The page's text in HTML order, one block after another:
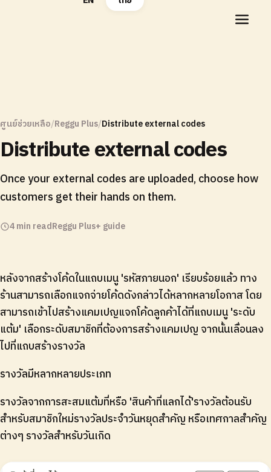
ศูนย์ช่วยเหลือ/Reggu Plus/Distribute external codes
Distribute external codes
Once your external codes are uploaded, choose how
customers get their hands on them.
4 min readReggu Plus+ guide
หลังจากสร้างโค้ดในแถบเมนู 'รหัสภายนอก' เรียบร้อยแล้ว ทาง
ร้านสามารถเลือกแจกจ่ายโค้ดดังกล่าวได้หลากหลายโอกาส โดย
สามารถเข้าไปสร้างแคมเปญแจกโค้ดลูกค้าได้ที่แถบเมนู 'ระดับ
แต้ม' เลือกระดับสมาชิกที่ต้องการสร้างแคมเปญ จากนั้นเลื่อนลง
ไปที่แถบสร้างรางวัล
รางวัลมีหลากหลายประเภท
รางวัลจากการสะสมแต้มที่หรือ 'สินค้าที่แลกได้'รางวัลต้อนรับ
สำหรับสมาชิกใหม่รางวัลประจำวันหยุดสำคัญ หรือเทศกาลสำคัญ
ต่างๆ รางวัลสำหรับวันเกิด